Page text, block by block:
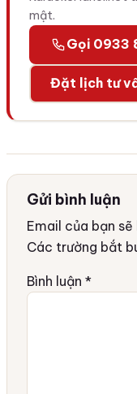
mật.
Gọi 0933
Đặt lịch tư
Gửi bình luận
Email của bạn
Các trường bắt
Bình luận *